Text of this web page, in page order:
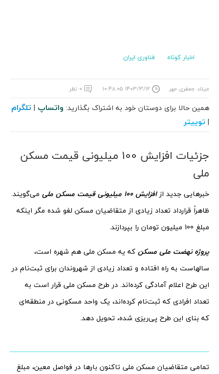
اخبار کوتاه فناوری ایران
میلاد جعفری مهر ۱۴۰۳/۳/۱۲ ۱۰:۴۸:۰۵ ۰ نظر
همین حالا برای دوستان خود به اشتراک بگذارید: واتساپ | تلگرام
| توییتر
جزئیات افزایش 100 میلیونی قیمت مسکن
ملی
خبرهایی جدید از افزایش 100 میلیونی قیمت مسکن ملی
می‌گویند.
ظاهراً قرارداد تعداد زیادی از متقاضیان مسکن لغو شده مگر اینکه
مبلغ 100 میلیون تومان را بپردازند.
پروژه نهضت ملی مسکن که یه مسکن ملی هم شهره است،
سالهاست به راه افتاده و تعداد زیادی از شهروندان برای ثبت‌نام در
این طرح اعلام آمادگی کرده‌اند. در طرح مسکن ملی قرار است به
تعداد افرادی که ثبت‌نام کرده‌اند، یک واحد مسکونی در منطقه‌ای
که بنای این طرح پی‌ریزی شده، تحویل دهد.
تمامی متقاضیان مسکن ملی تاکنون بارها در فواصل معین، مبلغ